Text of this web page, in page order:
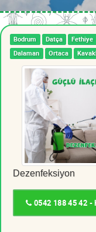
Bodrum Datça Fethiye
Dalaman
Ortaca
Dezenfeksiyon
0542 188 45 42 -